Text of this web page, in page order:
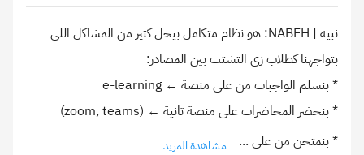
نبيه | NABEH: هو نظام متكامل بيحل كتير من المشاكل اللى
* بنمتحن من على ... مشاهدة المزيد